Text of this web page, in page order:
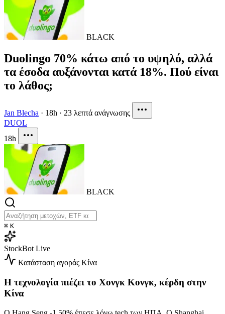
BLACK
Duolingo 70% κάτω από το υψηλό, αλλά
τα έσοδα αυξάνονται κατά 18%. Πού είναι
το λάθος;
Jan Blecha · 18h · 23 λεπτά ανάγνωσης
DUOL
18h
BLACK
⌘ K
StockBot Live
Κατάσταση αγοράς Κίνα
Η τεχνολογία πιέζει το Χονγκ Κονγκ, κέρδη στην
Κίνα